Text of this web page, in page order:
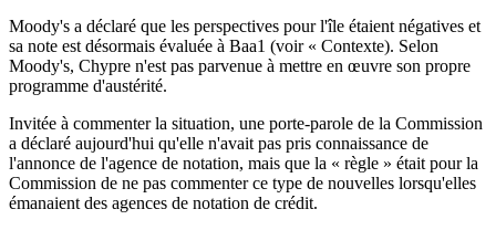
Moody's a déclaré que les perspectives pour l'île étaient négatives et
sa note est désormais évaluée à Baa1 (voir « Contexte). Selon
Moody's, Chypre n'est pas parvenue à mettre en œuvre son propre
programme d'austérité.
Invitée à commenter la situation, une porte-parole de la Commission
a déclaré aujourd'hui qu'elle n'avait pas pris connaissance de
l'annonce de l'agence de notation, mais que la « règle » était pour la
Commission de ne pas commenter ce type de nouvelles lorsqu'elles
émanaient des agences de notation de crédit.